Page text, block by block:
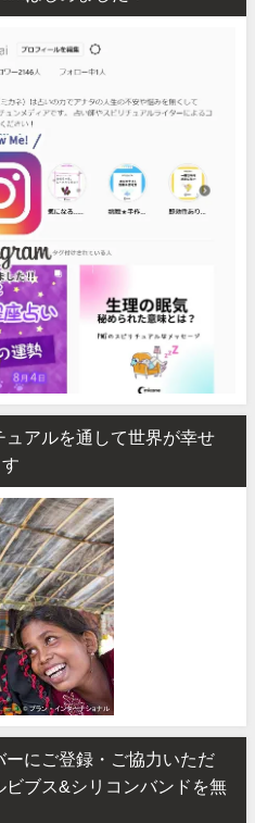
アルを通して世界が幸せ
にご登録・ご協力いただ
ブス&シリコンバンドを無